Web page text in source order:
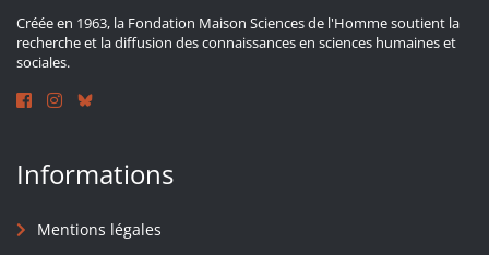
Créée en 1963, la Fondation Maison Sciences de l'Homme soutient la
recherche et la diffusion des connaissances en sciences humaines et
sociales.
Informations
Mentions légales